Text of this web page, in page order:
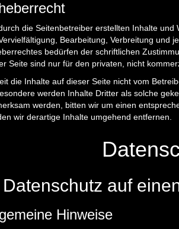
die Seitenbetreiber erstellten Inhalte
Bearbeitung, Verbreitung und
bedürfen der schriftlichen
Seite sind nur für den privaten, nicht
die Inhalte auf dieser Seite nicht vom
werden Inhalte Dritter als solche
werden, bitten wir um einen
wir derartige Inhalte umgehend entfernen.
Datenschutz auf
Hinweise